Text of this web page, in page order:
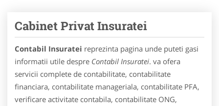
Cabinet Privat Insuratei
Contabil Insuratei reprezinta pagina unde puteti gasi
informatii utile despre Contabil Insuratei. va ofera
servicii complete de contabilitate, contabilitate
financiara, contabilitate manageriala, contabilitate PFA,
verificare activitate contabila, contabilitate ONG,